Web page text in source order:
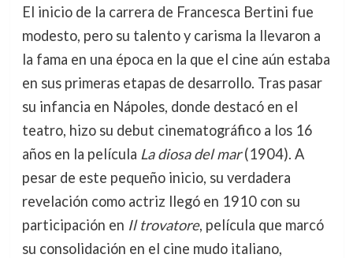
El inicio de la carrera de Francesca Bertini fue
modesto, pero su talento y carisma la llevaron a
la fama en una época en la que el cine aún estaba
en sus primeras etapas de desarrollo. Tras pasar
su infancia en Nápoles, donde destacó en el
teatro, hizo su debut cinematográfico a los 16
años en la película La diosa del mar(1904). A
pesar de este pequeño inicio, su verdadera
revelación como actriz llegó en 1910 con su
participación en Il trovatore, película que marcó
su consolidación en el cine mudo italiano,